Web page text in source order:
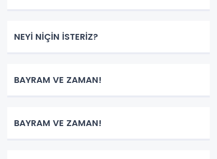
NEYİ NİÇİN İSTERİZ?
BAYRAM VE ZAMAN!
BAYRAM VE ZAMAN!